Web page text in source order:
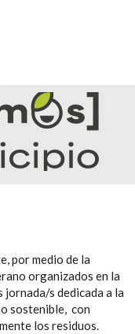
por medio de la
organizados en la
s dedicada a la
sostenible, con
los residuos.